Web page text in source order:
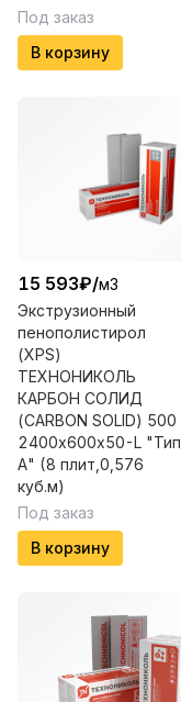
Под заказ
В корзину
15 593₽/м3
Экструзионный
пенополистирол
(XPS)
ТЕХНОНИКОЛЬ
КАРБОН СОЛИД
(CARBON SOLID) 500
2400х600х50-L "Тип
А" (8 плит,0,576
куб.м)
Под заказ
В корзину